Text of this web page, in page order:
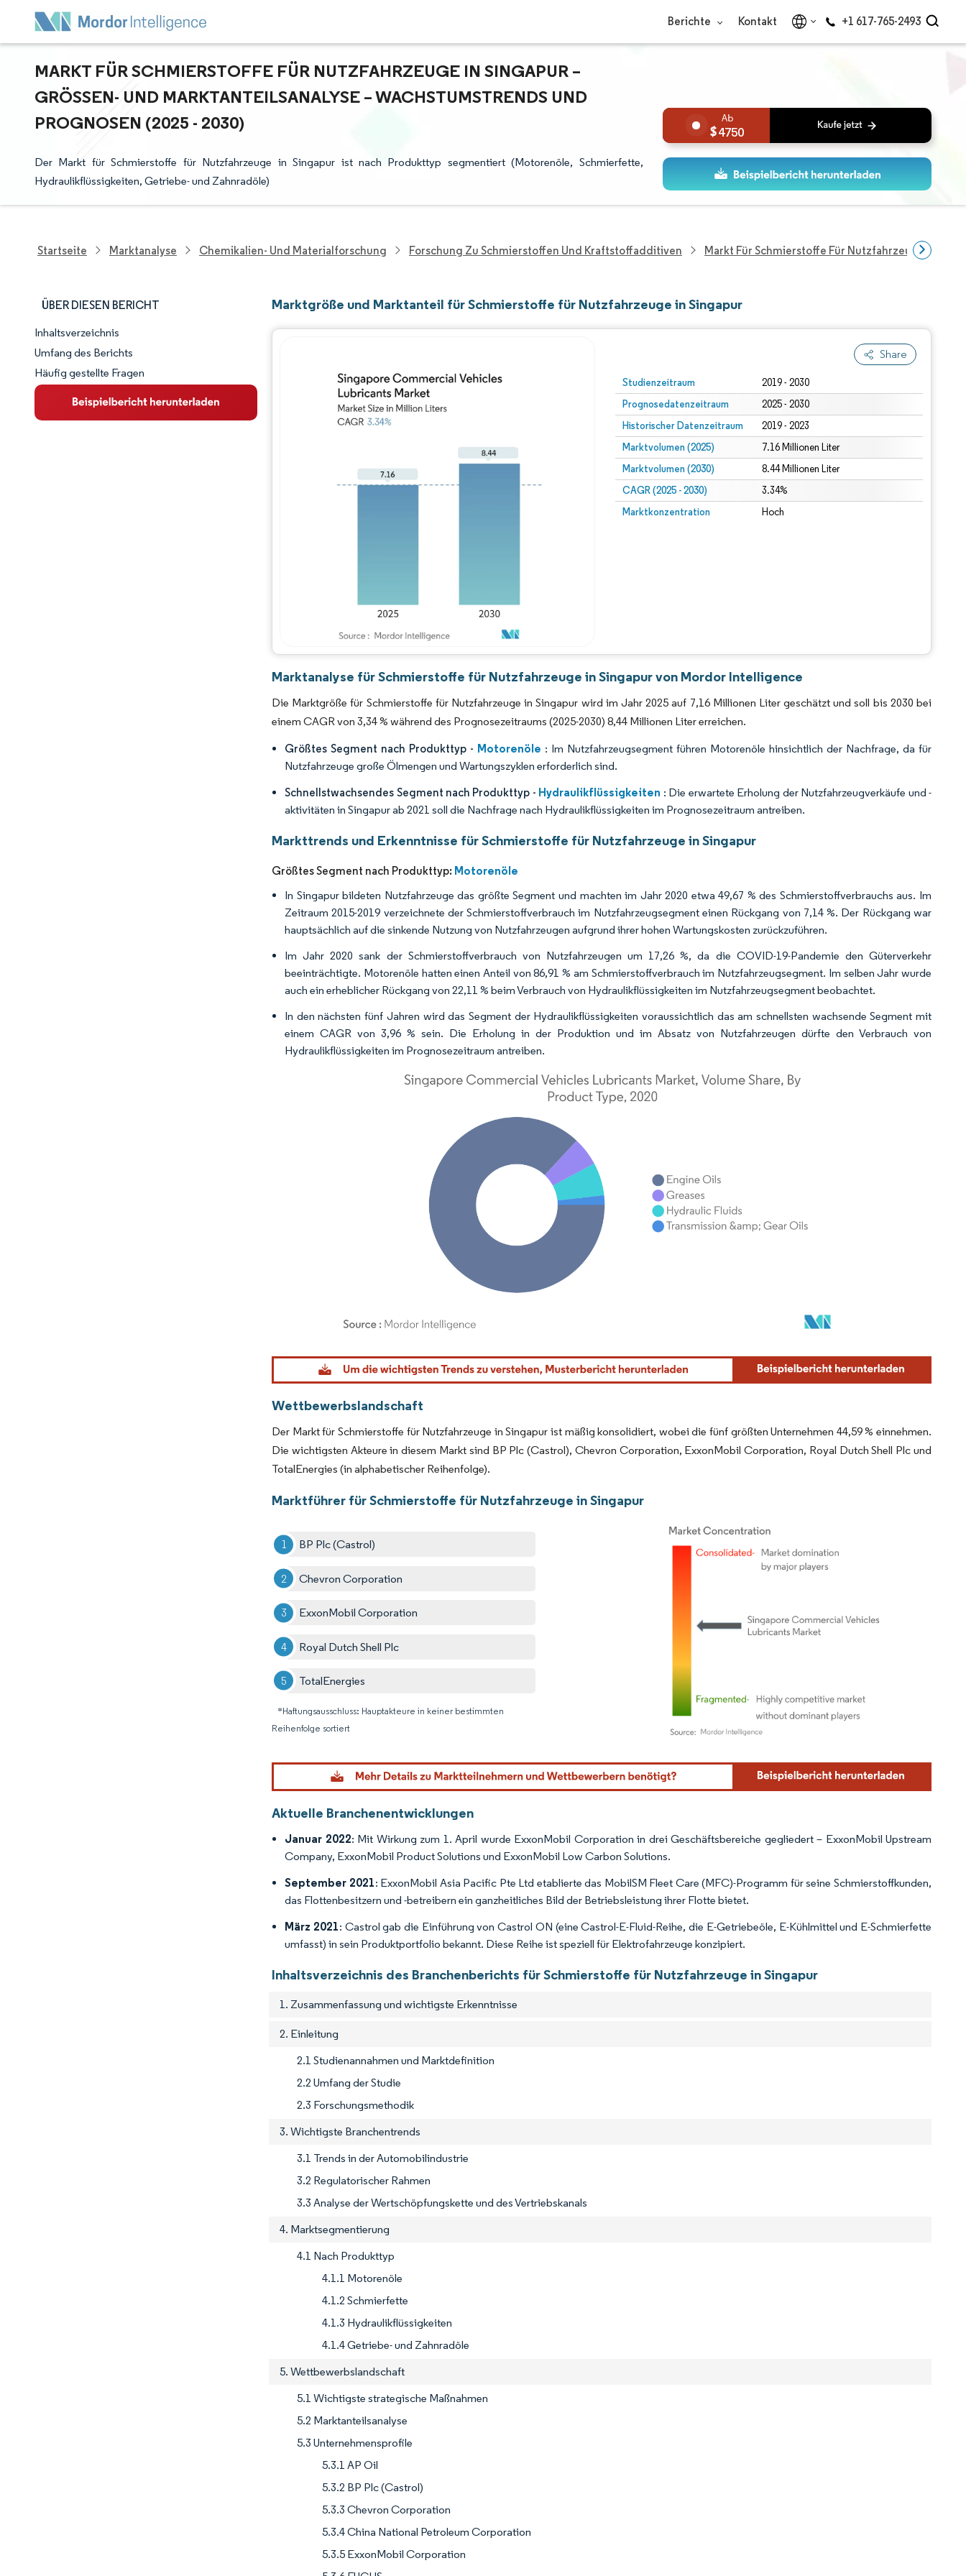
Berichte Kontakt +1 617-765-2493
MARKT FÜR SCHMIERSTOFFE FÜR NUTZFAHRZEUGE IN SINGAPUR –
GRÖSSEN- UND MARKTANTEILSANALYSE – WACHSTUMSTRENDS UND P
ROGNOSEN (2025 - 2030)
Der Markt für Schmierstoffe für Nutzfahrzeuge in Singapur ist nach Produkttyp segmentiert (Motorenöle, Schmierfette,
Hydraulikflüssigkeiten, Getriebe- und Zahnradöle)
4750
Startseite Marktanalyse Chemikalien- Und Materialforschung Forschung Zu Schmierstoffen Und Kraftstoffadditiven Markt Für Schmierstoffe Für Nutzfahrzeuge In
ÜBER DIESEN BERICHT
Marktschnappschuss
Marktübersicht
Wichtige Markttrends
Inhaltsverzeichnis
Umfang des Berichts
Häufig gestellte Fragen
Marktgröße und Marktanteil für Schmierstoffe für Nutzfahrzeuge in Singapur
Share
Studienzeitraum 2019 - 2030
Prognosedatenzeitraum 2025 - 2030
Historischer Datenzeitraum 2019 - 2023
Marktvolumen (2025) 7.16 Millionen Liter
Marktvolumen (2030) 8.44 Millionen Liter
CAGR (2025 - 2030) 3.34%
Marktkonzentration Hoch
Marktanalyse für Schmierstoffe für Nutzfahrzeuge in Singapur von Mordor Intelligence
Die Marktgröße für Schmierstoffe für Nutzfahrzeuge in Singapur wird im Jahr 2025 auf 7,16 Millionen Liter geschätzt und soll bis 2030 bei
einem CAGR von 3,34 % während des Prognosezeitraums (2025-2030) 8,44 Millionen Liter erreichen.
Größtes Segment nach Produkttyp - Motorenöle : Im Nutzfahrzeugsegment führen Motorenöle hinsichtlich der Nachfrage, da für
Nutzfahrzeuge große Ölmengen und Wartungszyklen erforderlich sind.
Schnellstwachsendes Segment nach Produkttyp - Hydraulikflüssigkeiten : Die erwartete Erholung der Nutzfahrzeugverkäufe und -
aktivitäten in Singapur ab 2021 soll die Nachfrage nach Hydraulikflüssigkeiten im Prognosezeitraum antreiben.
Markttrends und Erkenntnisse für Schmierstoffe für Nutzfahrzeuge in Singapur
Größtes Segment nach Produkttyp: Motorenöle
In Singapur bildeten Nutzfahrzeuge das größte Segment und machten im Jahr 2020 etwa 49,67 % des Schmierstoffverbrauchs aus. Im
Zeitraum 2015-2019 verzeichnete der Schmierstoffverbrauch im Nutzfahrzeugsegment einen Rückgang von 7,14 %. Der Rückgang war
hauptsächlich auf die sinkende Nutzung von Nutzfahrzeugen aufgrund ihrer hohen Wartungskosten zurückzuführen.
Im Jahr 2020 sank der Schmierstoffverbrauch von Nutzfahrzeugen um 17,26 %, da die COVID-19-Pandemie den Güterverkehr
beeinträchtigte. Motorenöle hatten einen Anteil von 86,91 % am Schmierstoffverbrauch im Nutzfahrzeugsegment. Im selben Jahr wurde
auch ein erheblicher Rückgang von 22,11 % beim Verbrauch von Hydraulikflüssigkeiten im Nutzfahrzeugsegment beobachtet.
In den nächsten fünf Jahren wird das Segment der Hydraulikflüssigkeiten voraussichtlich das am schnellsten wachsende Segment mit
einem CAGR von 3,96 % sein. Die Erholung in der Produktion und im Absatz von Nutzfahrzeugen dürfte den Verbrauch von
Hydraulikflüssigkeiten im Prognosezeitraum antreiben.
Bild © Mordor Intelligence. Wiederverwendung erfordert Namensnennung gemäß CC BY 4.0.
Wettbewerbslandschaft
Der Markt für Schmierstoffe für Nutzfahrzeuge in Singapur ist mäßig konsolidiert, wobei die fünf größten Unternehmen 44,59 % einnehmen.
Die wichtigsten Akteure in diesem Markt sind BP Plc (Castrol), Chevron Corporation, ExxonMobil Corporation, Royal Dutch Shell Plc und
TotalEnergies (in alphabetischer Reihenfolge).
Marktführer für Schmierstoffe für Nutzfahrzeuge in Singapur
BP Plc (Castrol)
Chevron Corporation
ExxonMobil Corporation
Royal Dutch Shell Plc
TotalEnergies
*Haftungsausschluss: Hauptakteure in keiner bestimmten
Reihenfolge sortiert
Bild © Mordor Intelligence. Wiederverwendung erfordert Namensnennung gemäß CC BY 4.0.
Aktuelle Branchenentwicklungen
Januar 2022: Mit Wirkung zum 1. April wurde ExxonMobil Corporation in drei Geschäftsbereiche gegliedert – ExxonMobil Upstream
Company, ExxonMobil Product Solutions und ExxonMobil Low Carbon Solutions.
September 2021: ExxonMobil Asia Pacific Pte Ltd etablierte das MobilSM Fleet Care (MFC)-Programm für seine Schmierstoffkunden,
das Flottenbesitzern und -betreibern ein ganzheitliches Bild der Betriebsleistung ihrer Flotte bietet.
März 2021: Castrol gab die Einführung von Castrol ON (eine Castrol-E-Fluid-Reihe, die E-Getriebeöle, E-Kühlmittel und E-Schmierfette
umfasst) in sein Produktportfolio bekannt. Diese Reihe ist speziell für Elektrofahrzeuge konzipiert.
Inhaltsverzeichnis des Branchenberichts für Schmierstoffe für Nutzfahrzeuge in Singapur
1. Zusammenfassung und wichtigste Erkenntnisse
2. Einleitung
2.1 Studienannahmen und Marktdefinition
2.2 Umfang der Studie
2.3 Forschungsmethodik
3. Wichtigste Branchentrends
3.1 Trends in der Automobilindustrie
3.2 Regulatorischer Rahmen
3.3 Analyse der Wertschöpfungskette und des Vertriebskanals
4. Marktsegmentierung
4.1 Nach Produkttyp
4.1.1 Motorenöle
4.1.2 Schmierfette
4.1.3 Hydraulikflüssigkeiten
4.1.4 Getriebe- und Zahnradöle
5. Wettbewerbslandschaft
5.1 Wichtigste strategische Maßnahmen
5.2 Marktanteilsanalyse
5.3 Unternehmensprofile
5.3.1 AP Oil
5.3.2 BP Plc (Castrol)
5.3.3 Chevron Corporation
5.3.4 China National Petroleum Corporation
5.3.5 ExxonMobil Corporation